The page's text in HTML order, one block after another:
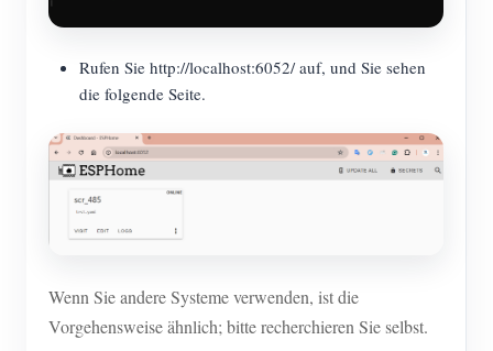
Rufen Sie http://localhost:6052/ auf, und Sie sehen
die folgende Seite.
Wenn Sie andere Systeme verwenden, ist die
Vorgehensweise ähnlich; bitte recherchieren Sie selbst.